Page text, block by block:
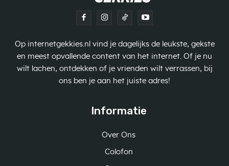
Op internetgekkies.nl vind je dagelijks de leukste, gekste
en meest opvallende content van het internet. Of je nu
wilt lachen, ontdekken of je vrienden wilt verrassen, bij
ons ben je aan het juiste adres!
Informatie
Over Ons
Colofon